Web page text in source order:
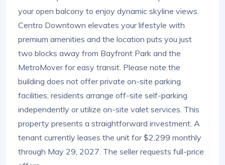
your open balcony to enjoy dynamic skyline views.
Centro Downtown elevates your lifestyle with
premium amenities and the location puts you just
two blocks away from Bayfront Park and the
MetroMover for easy transit. Please note the
building does not offer private on-site parking
facilities; residents arrange off-site self-parking
independently or utilize on-site valet services. This
property presents a straightforward investment. A
tenant currently leases the unit for $2,299 monthly
through May 29, 2027. The seller requests full-price